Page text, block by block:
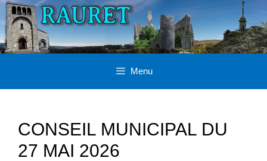
Aller
au
contenu
Menu
CONSEIL MUNICIPAL DU
27 MAI 2026